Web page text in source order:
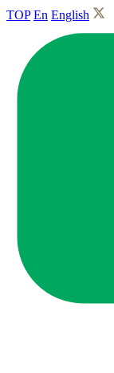
TOP En English